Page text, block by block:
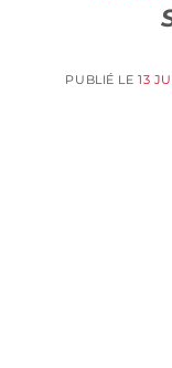
PUBLIÉ LE13